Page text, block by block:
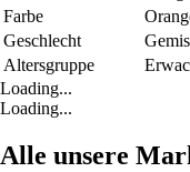
Farbe
Geschlecht
Altersgruppe
Loading...
Loading...
Alle unsere